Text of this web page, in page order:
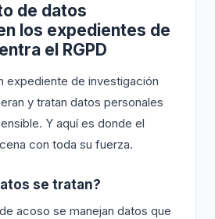
de datos
los expedientes de
el RGPD
expediente de investigación
y tratan datos personales
Y aquí es donde el
con toda su fuerza.
se tratan?
acoso se manejan datos que